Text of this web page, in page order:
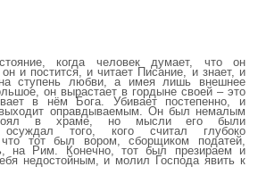
когда человек думает, что он
и постится, и читает Писание, и знает, и
ступень любви, а имея лишь внешнее
он вырастает в гордыне своей – это
в нём Бога. Убивает постепенно, и
выходит оправдываемым. Он был немалым
в храме, но мысли его были
того, кого считал глубоко
тот был вором, сборщиком податей,
на Рим. Конечно, тот был презираем и
недостойным, и молил Господа явить к